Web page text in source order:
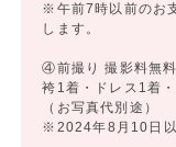
※午前7時以前のお
します。
④前撮り 撮影料無料
袴1着・ドレス1着
（お写真代別途）
※2024年8月10日